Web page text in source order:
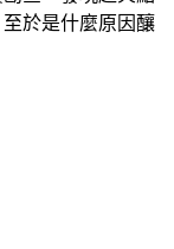
於是什麼原因釀